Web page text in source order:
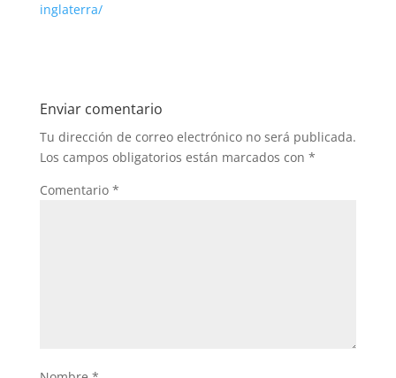
inglaterra/
Enviar comentario
Tu dirección de correo electrónico no será publicada.
Los campos obligatorios están marcados con *
Comentario *